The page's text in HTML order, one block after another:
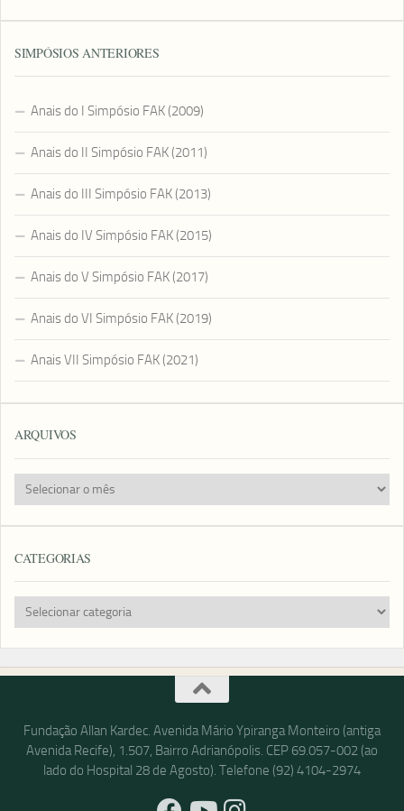
SIMPÓSIOS ANTERIORES
Anais do I Simpósio FAK (2009)
Anais do II Simpósio FAK (2011)
Anais do III Simpósio FAK (2013)
Anais do IV Simpósio FAK (2015)
Anais do V Simpósio FAK (2017)
Anais do VI Simpósio FAK (2019)
Anais VII Simpósio FAK (2021)
ARQUIVOS
Arquivos
CATEGORIAS
Categorias
Fundação Allan Kardec. Avenida Mário Ypiranga Monteiro (antiga
Avenida Recife), 1.507, Bairro Adrianópolis. CEP 69.057-002 (ao
lado do Hospital 28 de Agosto). Telefone (92) 4104-2974